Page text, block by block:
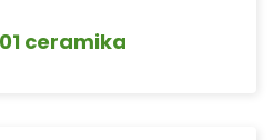
ceramika